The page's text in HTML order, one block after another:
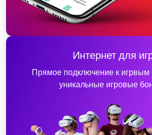
Интернет для
Прямое подключение к игрвым
уникальные игровые